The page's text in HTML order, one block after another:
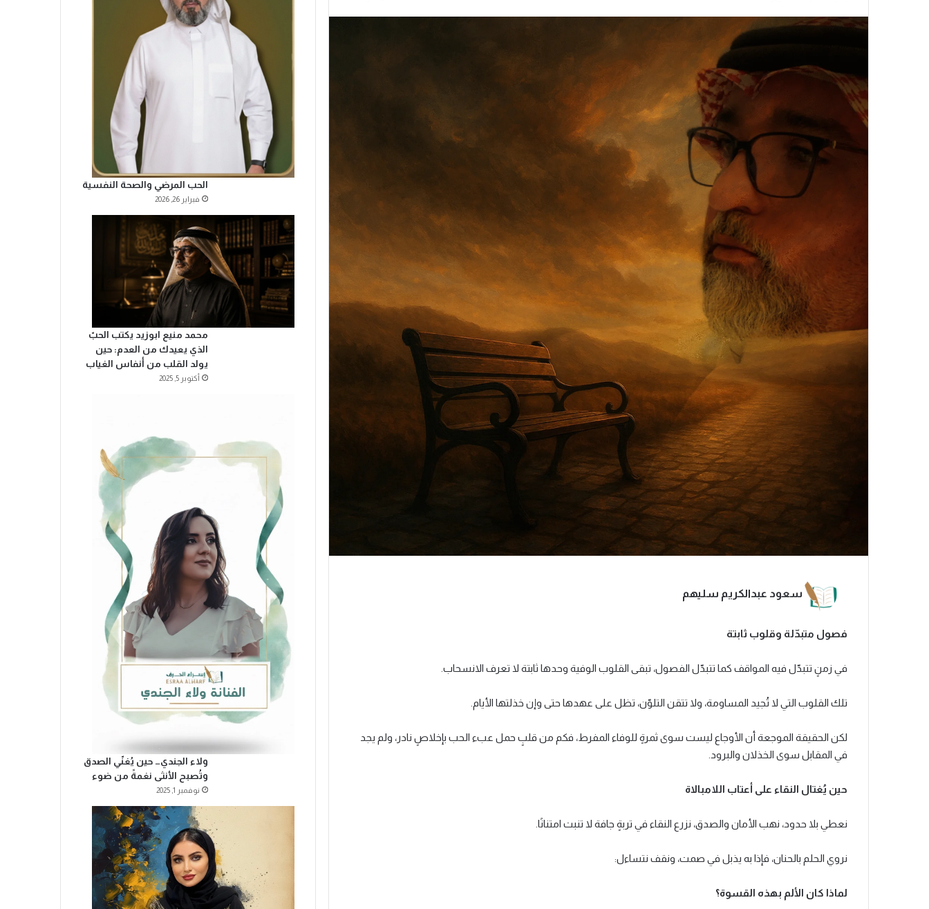
سعود عبدالكريم سليهم
فصول متبدّلة وقلوب ثابتة
في زمنٍ تتبدّل فيه المواقف كما تتبدّل الفصول، تبقى القلوب الوفية وحدها ثابتة لا تعرف الانسحاب.
تلك القلوب التي لا تُجيد المساومة، ولا تتقن التلوّن، تظل على عهدها حتى وإن خذلتها الأيام.
لكن الحقيقة الموجعة أن الأوجاع ليست سوى ثمرةٍ للوفاء المفرط، فكم من قلبٍ حمل عبء الحب بإخلاصٍ نادر، ولم يجد
في المقابل سوى الخذلان والبرود.
حين يُغتال النقاء على أعتاب اللامبالاة
نعطي بلا حدود، نهب الأمان والصدق، نزرع النقاء في تربةٍ جافة لا تنبت امتنانًا.
نروي الحلم بالحنان، فإذا به يذبل في صمت، ونقف نتساءل:
لماذا كان الألم بهذه القسوة؟
الحب المرضي والصحة النفسية
فبراير 26, 2026
محمد منيع ابوزيد يكتب الحبّ
الذي يعيدك من العدم: حين
يولد القلب من أنفاس الغياب
أكتوبر 5, 2025
ولاء الجندي… حين يُغنّي الصدق
وتُصبح الأنثى نغمةً من ضوء
نوفمبر 1, 2025